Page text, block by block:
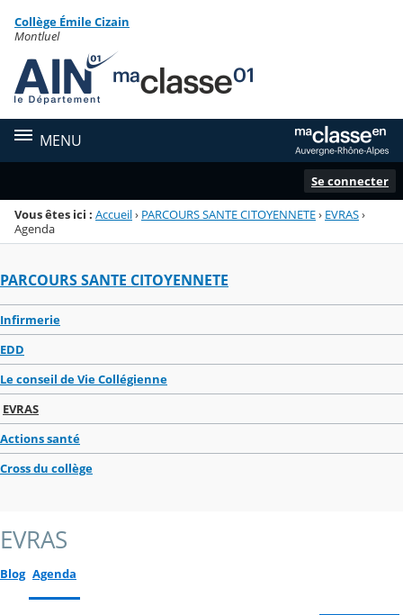
Menu de la rubrique
Contenu
Collège Émile Cizain
Montluel
MENU
Se connecter
Vous êtes ici : Accueil› PARCOURS SANTE CITOYENNETE› EVRAS›
Agenda
PARCOURS SANTE CITOYENNETE
Infirmerie
EDD
Le conseil de Vie Collégienne
EVRAS
Actions santé
Cross du collège
EVRAS
Blog Agenda